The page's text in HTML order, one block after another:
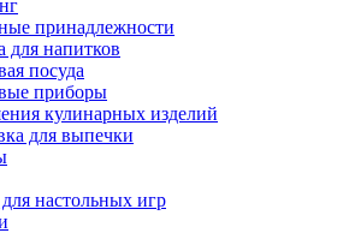
принадлежности
для напитков
посуда
приборы
кулинарных изделий
для выпечки
настольных игр